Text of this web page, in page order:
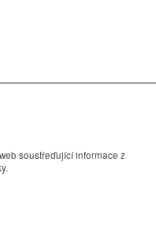
soustřeďující informace z